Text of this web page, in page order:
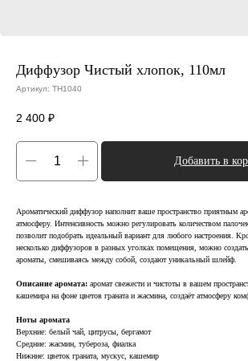
Диффузор Чистый хлопок, 110мл
Артикул: TH1040
2 400 ₽
Добавить в
Ароматический диффузор наполнит ваше пространство приятным
атмосферу. Интенсивность можно регулировать количеством
позволит подобрать идеальный вариант для любого настроения.
несколько диффузоров в разных уголках помещения, можно
ароматы, смешиваясь между собой, создают уникальный шлейф.
Описание аромата: аромат свежести и чистоты в вашем
кашемира на фоне цветов граната и жасмина, создаёт атмосферу
Ноты аромата
Верхние: белый чай, цитрусы, бергамот
Средние: жасмин, тубероза, фиалка
Нижние: цветок граната, мускус, кашемир